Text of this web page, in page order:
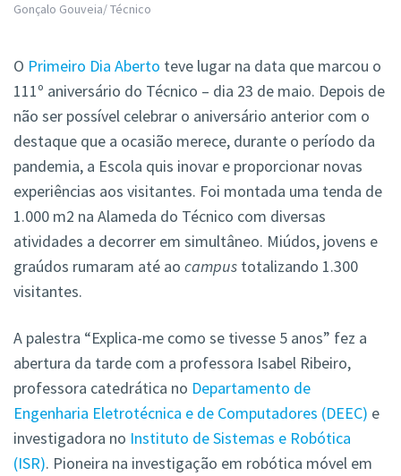
Gonçalo Gouveia/ Técnico
O Primeiro Dia Aberto teve lugar na data que marcou o
111º aniversário do Técnico – dia 23 de maio. Depois de
não ser possível celebrar o aniversário anterior com o
destaque que a ocasião merece, durante o período da
pandemia, a Escola quis inovar e proporcionar novas
experiências aos visitantes. Foi montada uma tenda de
1.000 m2 na Alameda do Técnico com diversas
atividades a decorrer em simultâneo. Miúdos, jovens e
graúdos rumaram até ao campus totalizando 1.300
visitantes.
A palestra “Explica-me como se tivesse 5 anos” fez a
abertura da tarde com a professora Isabel Ribeiro,
professora catedrática no Departamento de
Engenharia Eletrotécnica e de Computadores (DEEC) e
investigadora no Instituto de Sistemas e Robótica
(ISR). Pioneira na investigação em robótica móvel em